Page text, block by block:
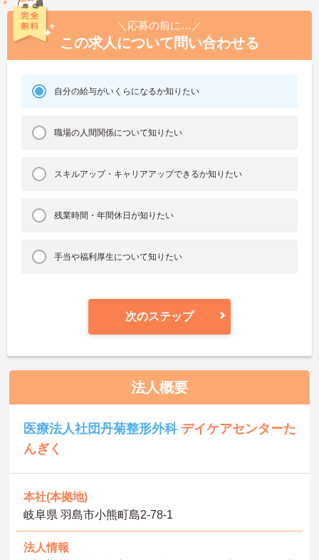
＼応募の前に…／
この求人について問い合わせる
自分の給与がいくらになるか知りたい
職場の人間関係について知りたい
スキルアップ・キャリアアップできるか知りたい
残業時間・年間休日が知りたい
手当や福利厚生について知りたい
次のステップ
法人概要
医療法人社団丹菊整形外科 デイケアセンターた
んぎく
本社(本拠地)
岐阜県 羽島市小熊町島2-78-1
法人情報